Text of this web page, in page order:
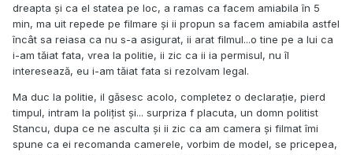
dreapta și ca el statea pe loc, a ramas ca facem amiabila în 5
min, ma uit repede pe filmare și ii propun sa facem amiabila astfel
încât sa reiasa ca nu s-a asigurat, ii arat filmul...o tine pe a lui ca
i-am tăiat fata, vrea la politie, ii zic ca ii ia permisul, nu îl
interesează, eu i-am tăiat fata si rezolvam legal.
Ma duc la politie, il găsesc acolo, completez o declarație, pierd
timpul, intram la polițist și... surpriza f placuta, un domn politist
Stancu, dupa ce ne asculta și ii zic ca am camera și filmat îmi
spune ca ei recomanda camerele, vorbim de model, se pricepea,